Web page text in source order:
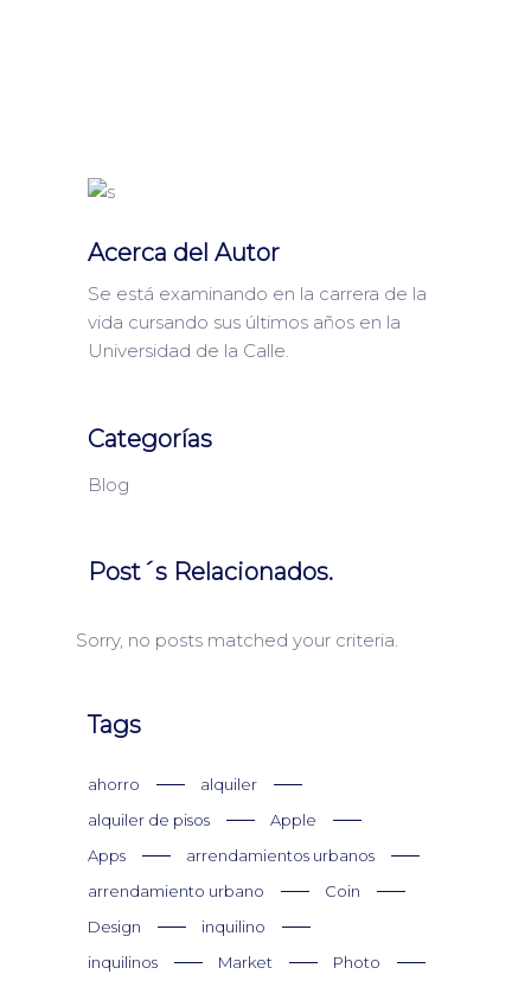
Acerca del Autor
Se está examinando en la carrera de la
vida cursando sus últimos años en la
Universidad de la Calle.
Categorías
Blog
Post´s Relacionados.
Sorry, no posts matched your criteria.
Tags
ahorro
alquiler
alquiler de pisos
Apple
Apps
arrendamientos urbanos
arrendamiento urbano
Coin
Design
inquilino
inquilinos
Market
Photo